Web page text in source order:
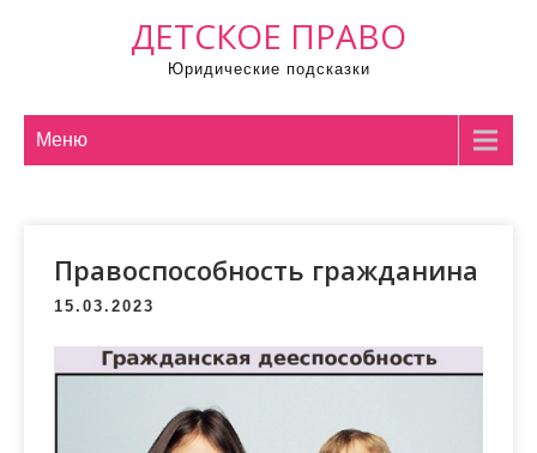
ДЕТСКОЕ ПРАВО
Юридические подсказки
Меню
Правоспособность гражданина
15.03.2023